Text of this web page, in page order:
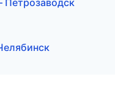
Петрозаводск